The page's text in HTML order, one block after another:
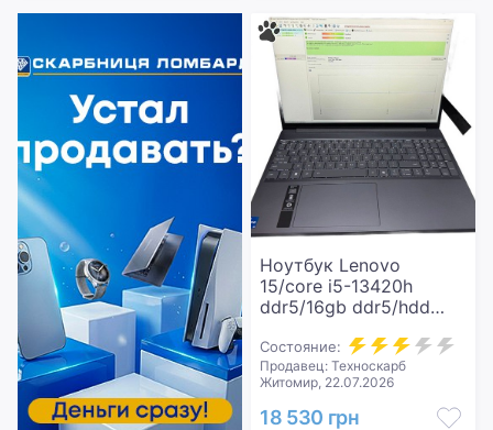
Ноутбук Lenovo
15/core i5-13420h
ddr5/16gb ddr5/hdd
gb/*інтегрована
Состояние:
Продавец: Техноскарб
Житомир, 22.07.2026
18 530 грн